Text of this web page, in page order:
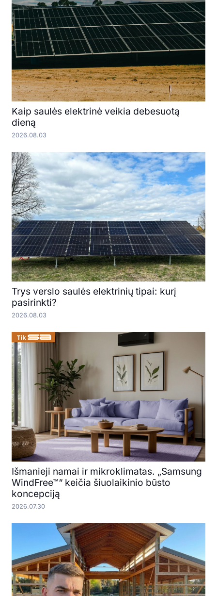
Kaip saulės elektrinė veikia debesuotą
dieną
2026.08.03
Trys verslo saulės elektrinių tipai: kurį
pasirinkti?
2026.08.03
Išmanieji namai ir mikroklimatas. „Samsung
WindFree™“ keičia šiuolaikinio būsto
koncepciją
2026.07.30